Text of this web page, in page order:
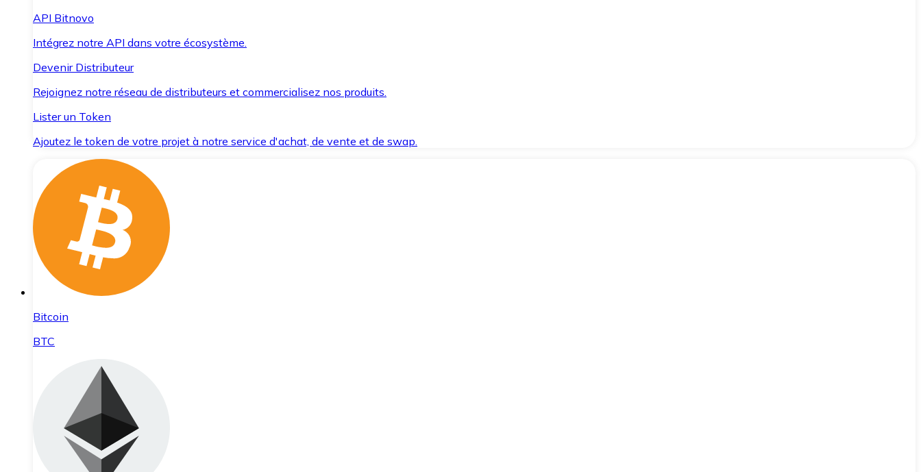
API Bitnovo
Intégrez notre API dans votre écosystème.
Devenir Distributeur
Rejoignez notre réseau de distributeurs et commercialisez nos produits.
Lister un Token
Ajoutez le token de votre projet à notre service d'achat, de vente et de swap.
Bitcoin
BTC